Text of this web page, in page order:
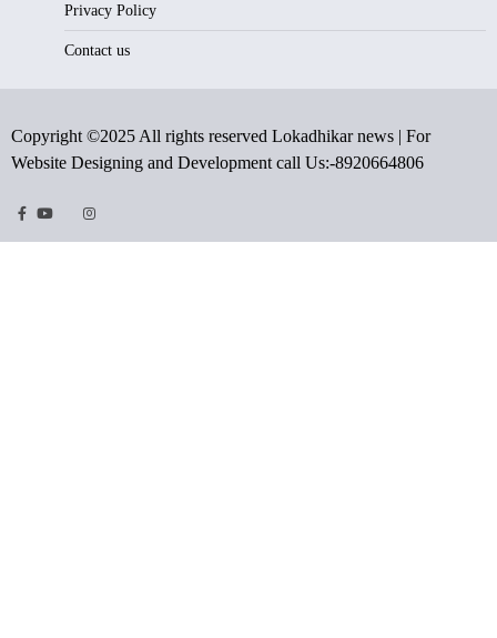
Privacy Policy
Contact us
Copyright ©2025 All rights reserved Lokadhikar news | For
Website Designing and Development call Us:-8920664806
Facebook
Youtube
TwitterInstragram